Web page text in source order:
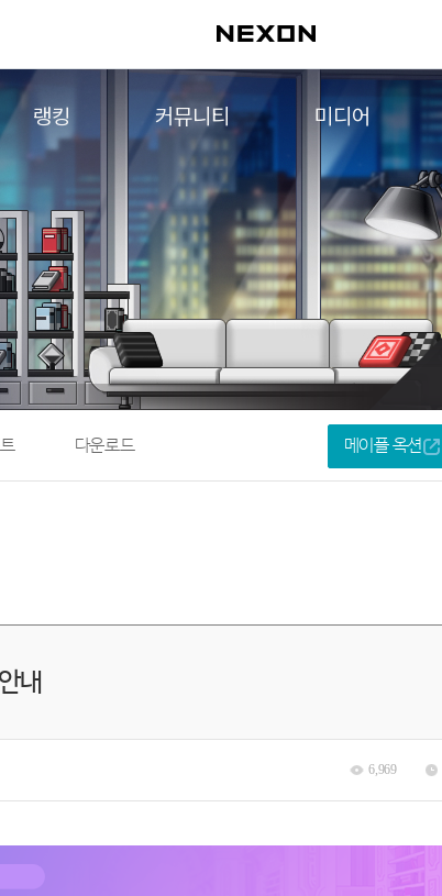
랭킹
컨텐츠 랭킹
커뮤니티
자유게시판
메이플 아트
메이플 코디
메이플스토리 파트너스
AI Style Finder
미니게임
커뮤니티 아카이브
미디어
영상
음악
아트웍
웹툰
다운로드 메이플 옥션
내
6,969